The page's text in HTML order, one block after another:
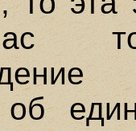
об